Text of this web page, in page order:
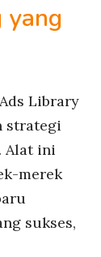
Library
strategi
Alat ini
merek
sukses,